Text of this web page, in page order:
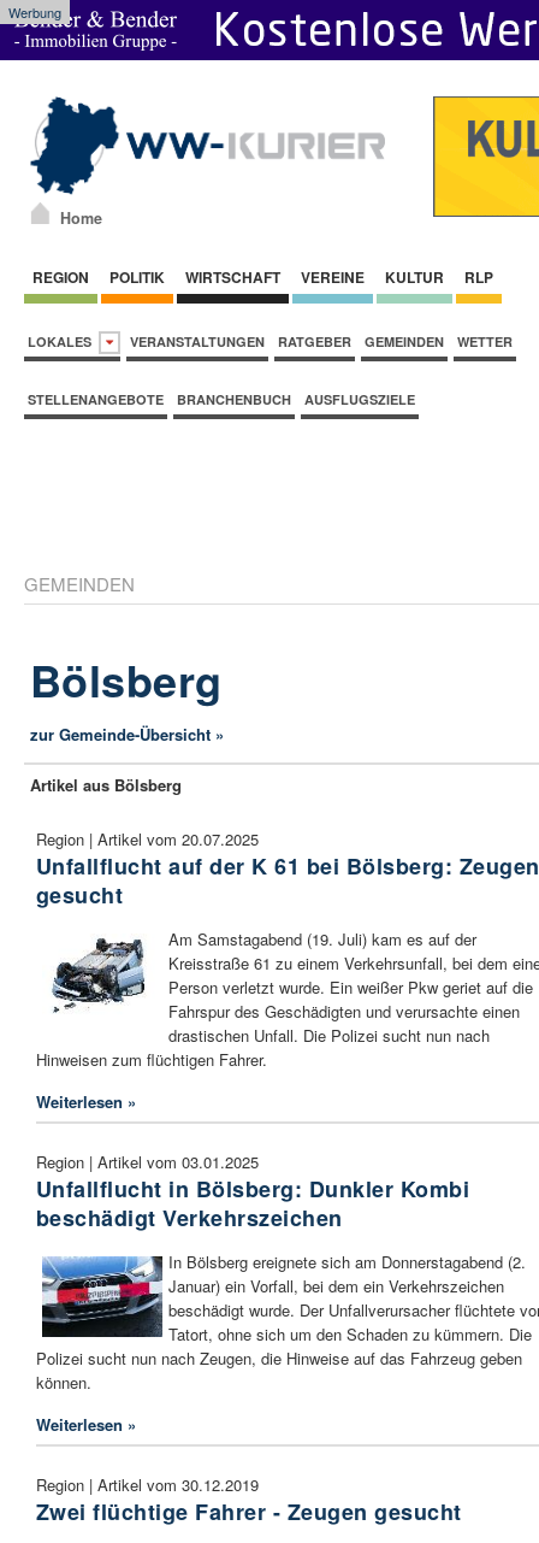
Werbung
Home
REGION POLITIK WIRTSCHAFT VEREINE KULTUR RLP
LOKALES VERANSTALTUNGEN RATGEBER GEMEINDEN WETTER
STELLENANGEBOTE BRANCHENBUCH AUSFLUGSZIELE
GEMEINDEN
Bölsberg
zur Gemeinde-Übersicht »
Artikel aus Bölsberg
Region | Artikel vom 20.07.2025
Unfallflucht auf der K 61 bei Bölsberg: Zeugen
gesucht
Am Samstagabend (19. Juli) kam es auf der
Kreisstraße 61 zu einem Verkehrsunfall, bei dem
Person verletzt wurde. Ein weißer Pkw geriet auf die
Fahrspur des Geschädigten und verursachte einen
drastischen Unfall. Die Polizei sucht nun nach
Hinweisen zum flüchtigen Fahrer.
Weiterlesen »
Region | Artikel vom 03.01.2025
Unfallflucht in Bölsberg: Dunkler Kombi
beschädigt Verkehrszeichen
In Bölsberg ereignete sich am Donnerstagabend (2.
Januar) ein Vorfall, bei dem ein Verkehrszeichen
beschädigt wurde. Der Unfallverursacher flüchtete
Tatort, ohne sich um den Schaden zu kümmern. Die
Polizei sucht nun nach Zeugen, die Hinweise auf das Fahrzeug geben
können.
Weiterlesen »
Region | Artikel vom 30.12.2019
Zwei flüchtige Fahrer - Zeugen gesucht